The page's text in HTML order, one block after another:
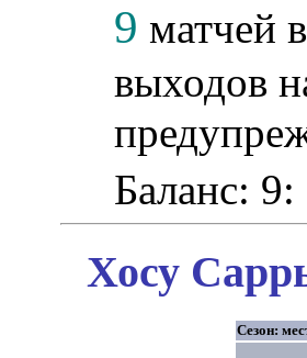
9 матчей
выходов
Баланс:
Хосу
Сезон: